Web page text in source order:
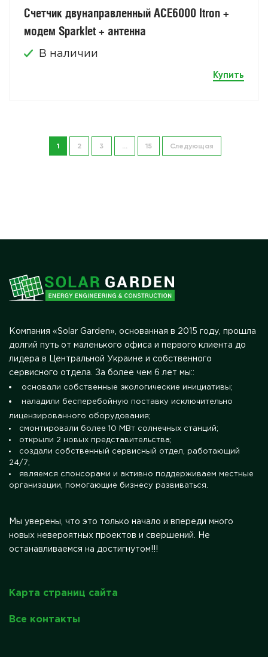
Счетчик двунаправленный АСЕ6000 Itron +
модем Sparklet + антенна
В наличии
Купить
1 2 3 15 Следующая
Карта страниц сайта
Все контакты
Компания «Solar Garden», основанная в 2015 году, прошла
долгий путь от маленького офиса и первого клиента до
лидера в Центральной Украине и собственного
сервисного отдела. За более чем 6 лет мы::
основали собственные экологические инициативы;
наладили бесперебойную поставку исключительно
лицензированного оборудования;
смонтировали более 10 МВт солнечных станций;
открыли 2 новых представительства;
создали собственный сервисный отдел, работающий
24/7;
являемся спонсорами и активно поддерживаем местные
организации, помогающие бизнесу развиваться.
Мы уверены, что это только начало и впереди много
новых невероятных проектов и свершений. Не
останавливаемся на достигнутом!!!